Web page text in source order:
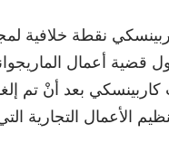
نقطة خلافية
قضية أعمال
كاربينسكي بعد أنْ تم
الأعمال التجارية